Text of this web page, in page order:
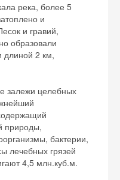
река, более 5
и
и гравий,
образовали
2 км,
залежи целебных
природы,
бактерии,
лечебных грязей
4,5 млн.куб.м.